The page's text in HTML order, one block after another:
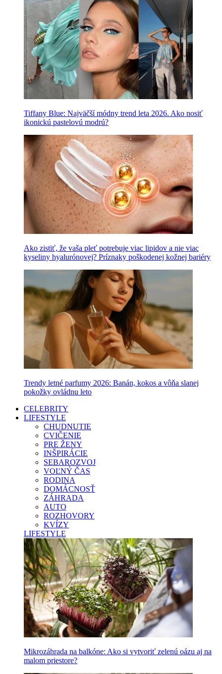
Tiffany Blue: Najväčší módny trend leta 2026. Ako nosiť
ikonickú pastelovú modrú?
Ako zistiť, že vaša pleť potrebuje viac lipidov a nie viac
kyseliny hyalurónovej? Príznaky poškodenej kožnej bariéry
Trendy letné parfumy 2026: Banán, kokos a vôňa slanej
pokožky ovládnu leto
CELEBRITY
LIFESTYLE
CHUDNUTIE
CVIČENIE
PRE ŽENY
INŠPIRÁCIE
SEBAROZVOJ
VOĽNÝ ČAS
RODINA
DOMÁCNOSŤ
ZÁHRADA
AUTO
ROZHOVORY
KVÍZY
LIFESTYLE
Mikrozáhrada na balkóne: Ako si vytvoriť zelenú oázu aj na
malom priestore?